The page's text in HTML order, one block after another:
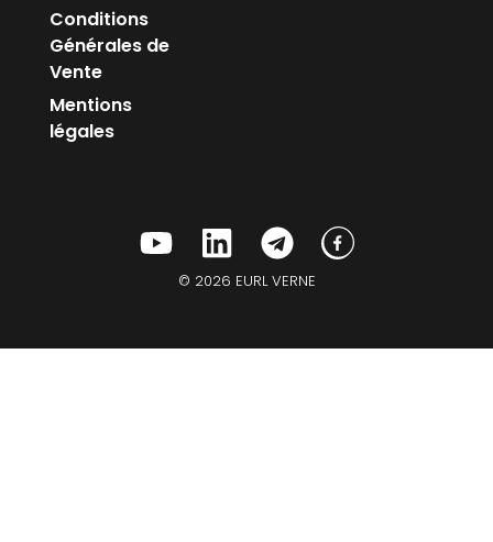
Conditions
Générales de
Vente
Mentions
légales
© 2026 EURL VERNE